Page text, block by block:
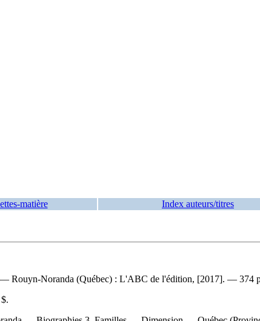
matière Index auteurs/titres
Rouyn-Noranda (Québec) : L'ABC de l'édition, [2017]. — 374
.